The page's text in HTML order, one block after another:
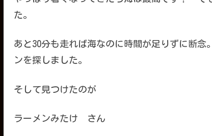
た。
あと30分も走れば海なのに時間が足りずに断
ンを探しました。
そして見つけたのが
ラーメンみたけ さん